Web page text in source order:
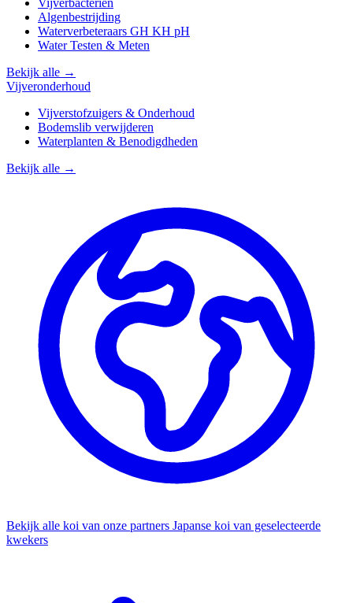
Vijverbacteriën
Algenbestrijding
Waterverbeteraars GH KH pH
Water Testen & Meten
Bekijk alle →
Vijveronderhoud
Vijverstofzuigers & Onderhoud
Bodemslib verwijderen
Waterplanten & Benodigdheden
Bekijk alle →
Bekijk alle koi van onze partners Japanse koi van geselecteerde
kwekers